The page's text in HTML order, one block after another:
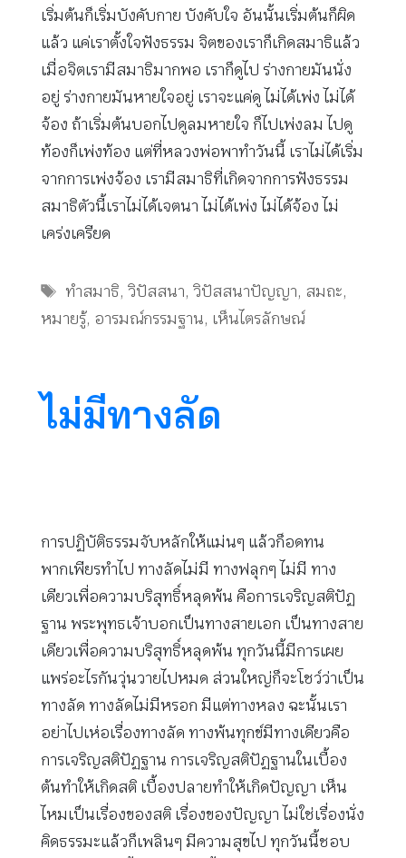
เริ่มต้นก็เริ่มบังคับกาย บังคับใจ อันนั้นเริ่มต้นก็ผิด
แล้ว แค่เราตั้งใจฟังธรรม จิตของเราก็เกิดสมาธิแล้ว
เมื่อจิตเรามีสมาธิมากพอ เราก็ดูไป ร่างกายมันนั่ง
อยู่ ร่างกายมันหายใจอยู่ เราจะแค่ดู ไม่ได้เพ่ง ไม่ได้
จ้อง ถ้าเริ่มต้นบอกไปดูลมหายใจ ก็ไปเพ่งลม ไปดู
ท้องก็เพ่งท้อง แต่ที่หลวงพ่อพาทำวันนี้ เราไม่ได้เริ่ม
จากการเพ่งจ้อง เรามีสมาธิที่เกิดจากการฟังธรรม
สมาธิตัวนี้เราไม่ได้เจตนา ไม่ได้เพ่ง ไม่ได้จ้อง ไม่
เคร่งเครียด
Tags
ทำสมาธิ,วิปัสสนา,วิปัสสนาปัญญา, สมถะ,
หมายรู้, อารมณ์กรรมฐาน, เห็นไตรลักษณ์
ไม่มีทางลัด
การปฏิบัติธรรมจับหลักให้แม่นๆ แล้วก็อดทน
พากเพียรทำไป ทางลัดไม่มี ทางฟลุกๆ ไม่มี ทาง
เดียวเพื่อความบริสุทธิ์หลุดพ้น คือการเจริญสติปัฏ
ฐาน พระพุทธเจ้าบอกเป็นทางสายเอก เป็นทางสาย
เดียวเพื่อความบริสุทธิ์หลุดพ้น ทุกวันนี้มีการเผย
แพร่อะไรกันวุ่นวายไปหมด ส่วนใหญ่ก็จะโชว์ว่าเป็น
ทางลัด ทางลัดไม่มีหรอก มีแต่ทางหลง ฉะนั้นเรา
อย่าไปเห่อเรื่องทางลัด ทางพ้นทุกข์มีทางเดียวคือ
การเจริญสติปัฏฐาน การเจริญสติปัฏฐานในเบื้อง
ต้นทำให้เกิดสติ เบื้องปลายทำให้เกิดปัญญา เห็น
ไหมเป็นเรื่องของสติ เรื่องของปัญญา ไม่ใช่เรื่องนั่ง
คิดธรรมะแล้วก็เพลินๆ มีความสุขไป ทุกวันนี้ชอบ